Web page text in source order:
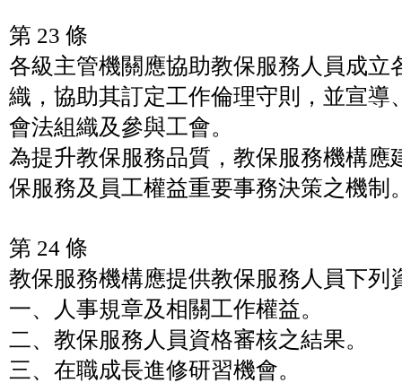
第 23 條
各級主管機關應協助教保服務人員成立
織，協助其訂定工作倫理守則，並宣導
會法組織及參與工會。
為提升教保服務品質，教保服務機構應
保服務及員工權益重要事務決策之機制
第 24 條
教保服務機構應提供教保服務人員下列
一、人事規章及相關工作權益。
二、教保服務人員資格審核之結果。
三、在職成長進修研習機會。